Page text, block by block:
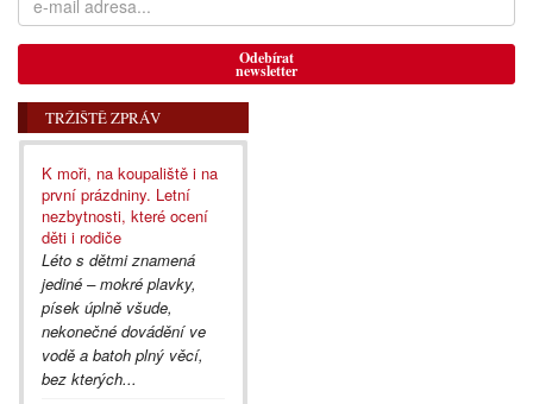
Odebírat
newsletter
TRŽIŠTĚ ZPRÁV
K moři, na koupaliště i na
první prázdniny. Letní
nezbytnosti, které ocení
děti i rodiče
Léto s dětmi znamená
jediné – mokré plavky,
písek úplně všude,
nekonečné dovádění ve
vodě a batoh plný věcí,
bez kterých...